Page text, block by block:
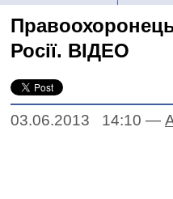
Правоохоронець
Росії. ВІДЕО
03.06.2013 14:10 —